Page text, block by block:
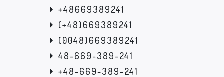
+48669389241
(+48)669389241
(0048)669389241
48-669-389-241
+48-669-389-241